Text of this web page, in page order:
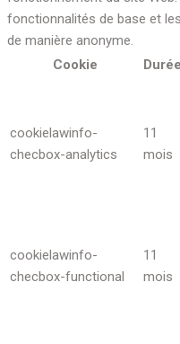
fonctionnalités de base et
de manière anonyme.
Cookie
Durée
cookielawinfo-
checbox-analytics
11
mois
cookielawinfo-
checbox-functional
11
mois